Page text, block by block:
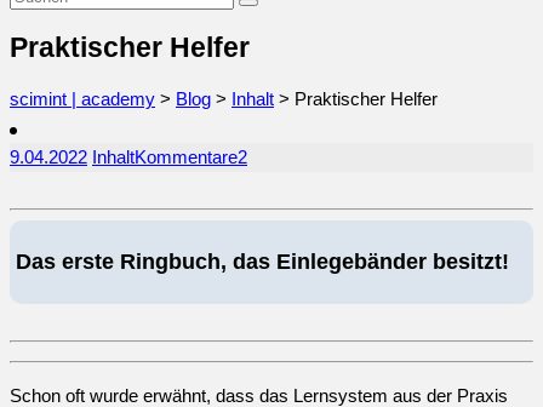
Praktischer Helfer
scimint | academy > Blog > Inhalt > Praktischer Helfer
9.04.2022 InhaltKommentare2
Das erste Ringbuch, das Einlegebänder besitzt!
Schon oft wurde erwähnt, dass das Lernsystem aus der Praxis